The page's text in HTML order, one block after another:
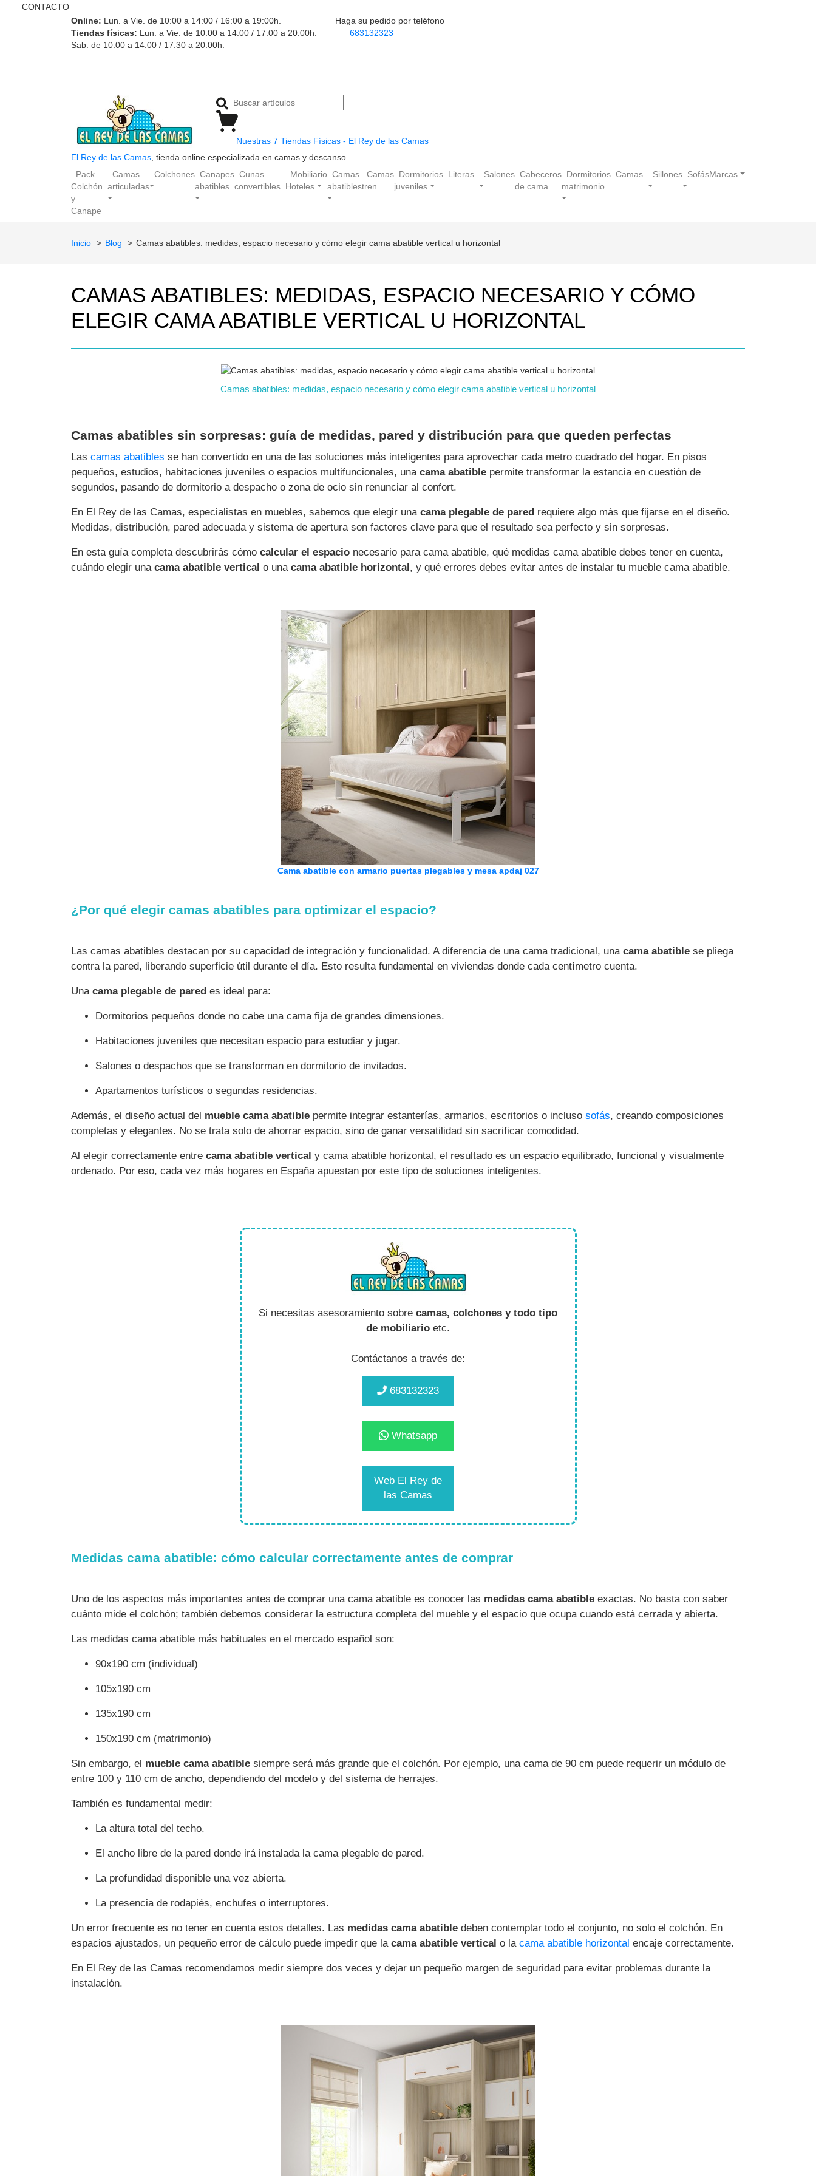
CONTACTO
Online: Lun. a Vie. de 10:00 a 14:00 / 16:00 a 19:00h.
Tiendas físicas: Lun. a Vie. de 10:00 a 14:00 / 17:00 a 20:00h.
Sab. de 10:00 a 14:00 / 17:30 a 20:00h.
Haga su pedido por teléfono
683132323
Nuestras 7 Tiendas Físicas - El Rey de las Camas
El Rey de las Camas , tienda online especializada en camas y descanso.
Pack
Colchón
y
Canape
Camas
articuladas
Colchones Canapes
abatibles
Cunas
convertibles
Mobiliario
Hoteles
Camas
abatibles
Camas
tren
Dormitorios
juveniles
Literas Salones Cabeceros
de cama
Dormitorios
matrimonio
Camas Sillones SofásMarcas
Inicio Blog Camas abatibles: medidas, espacio necesario y cómo elegir cama abatible vertical u horizontal
CAMAS ABATIBLES: MEDIDAS, ESPACIO NECESARIO Y CÓMO
ELEGIR CAMA ABATIBLE VERTICAL U HORIZONTAL
Camas abatibles: medidas, espacio necesario y cómo elegir cama abatible vertical u horizontal
Camas abatibles sin sorpresas: guía de medidas, pared y distribución para que queden perfectas
Las camas abatibles se han convertido en una de las soluciones más inteligentes para aprovechar cada metro cuadrado del hogar. En pisos
pequeños, estudios, habitaciones juveniles o espacios multifuncionales, una cama abatible permite transformar la estancia en cuestión de
segundos, pasando de dormitorio a despacho o zona de ocio sin renunciar al confort.
En El Rey de las Camas, especialistas en muebles, sabemos que elegir una cama plegable de pared requiere algo más que fijarse en el diseño.
Medidas, distribución, pared adecuada y sistema de apertura son factores clave para que el resultado sea perfecto y sin sorpresas.
En esta guía completa descubrirás cómo calcular el espacio necesario para cama abatible, qué medidas cama abatible debes tener en cuenta,
cuándo elegir una cama abatible vertical o una cama abatible horizontal, y qué errores debes evitar antes de instalar tu mueble cama abatible.
Cama abatible con armario puertas plegables y mesa apdaj 027
¿Por qué elegir camas abatibles para optimizar el espacio?
Las camas abatibles destacan por su capacidad de integración y funcionalidad. A diferencia de una cama tradicional, una cama abatible se pliega
contra la pared, liberando superficie útil durante el día. Esto resulta fundamental en viviendas donde cada centímetro cuenta.
Una cama plegable de pared es ideal para:
Dormitorios pequeños donde no cabe una cama fija de grandes dimensiones.
Habitaciones juveniles que necesitan espacio para estudiar y jugar.
Salones o despachos que se transforman en dormitorio de invitados.
Apartamentos turísticos o segundas residencias.
Además, el diseño actual del mueble cama abatible permite integrar estanterías, armarios, escritorios o incluso sofás, creando composiciones
completas y elegantes. No se trata solo de ahorrar espacio, sino de ganar versatilidad sin sacrificar comodidad.
Al elegir correctamente entre cama abatible vertical y cama abatible horizontal, el resultado es un espacio equilibrado, funcional y visualmente
ordenado. Por eso, cada vez más hogares en España apuestan por este tipo de soluciones inteligentes.
Si necesitas asesoramiento sobre camas, colchones y todo tipo
de mobiliario etc.
Contáctanos a través de:
683132323
Whatsapp
Web El Rey de
las Camas
Medidas cama abatible: cómo calcular correctamente antes de comprar
Uno de los aspectos más importantes antes de comprar una cama abatible es conocer las medidas cama abatible exactas. No basta con saber
cuánto mide el colchón; también debemos considerar la estructura completa del mueble y el espacio que ocupa cuando está cerrada y abierta.
Las medidas cama abatible más habituales en el mercado español son:
90x190 cm (individual)
105x190 cm
135x190 cm
150x190 cm (matrimonio)
Sin embargo, el mueble cama abatible siempre será más grande que el colchón. Por ejemplo, una cama de 90 cm puede requerir un módulo de
entre 100 y 110 cm de ancho, dependiendo del modelo y del sistema de herrajes.
También es fundamental medir:
La altura total del techo.
El ancho libre de la pared donde irá instalada la cama plegable de pared.
La profundidad disponible una vez abierta.
La presencia de rodapiés, enchufes o interruptores.
Un error frecuente es no tener en cuenta estos detalles. Las medidas cama abatible deben contemplar todo el conjunto, no solo el colchón. En
espacios ajustados, un pequeño error de cálculo puede impedir que la cama abatible vertical o la cama abatible horizontal encaje correctamente.
En El Rey de las Camas recomendamos medir siempre dos veces y dejar un pequeño margen de seguridad para evitar problemas durante la
instalación.